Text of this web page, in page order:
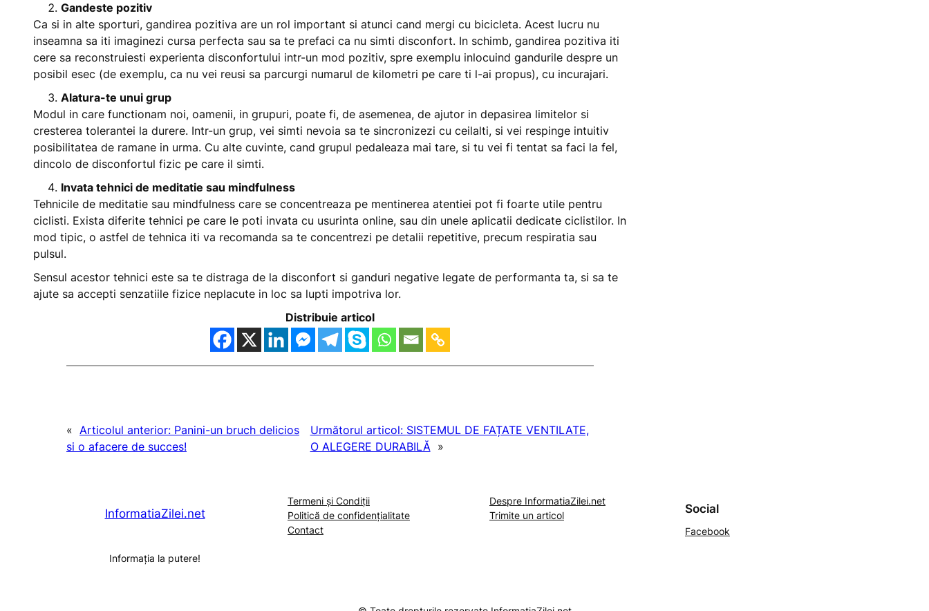
Gandeste pozitiv
Ca si in alte sporturi, gandirea pozitiva are un rol important si atunci cand mergi cu bicicleta. Acest lucru nu
inseamna sa iti imaginezi cursa perfecta sau sa te prefaci ca nu simti disconfort. In schimb, gandirea pozitiva iti
cere sa reconstruiesti experienta disconfortului intr-un mod pozitiv, spre exemplu inlocuind gandurile despre un
posibil esec (de exemplu, ca nu vei reusi sa parcurgi numarul de kilometri pe care ti l-ai propus), cu incurajari.
Alatura-te unui grup
Modul in care functionam noi, oamenii, in grupuri, poate fi, de asemenea, de ajutor in depasirea limitelor si
cresterea tolerantei la durere. Intr-un grup, vei simti nevoia sa te sincronizezi cu ceilalti, si vei respinge intuitiv
posibilitatea de ramane in urma. Cu alte cuvinte, cand grupul pedaleaza mai tare, si tu vei fi tentat sa faci la fel,
dincolo de disconfortul fizic pe care il simti.
Invata tehnici de meditatie sau mindfulness
Tehnicile de meditatie sau mindfulness care se concentreaza pe mentinerea atentiei pot fi foarte utile pentru
ciclisti. Exista diferite tehnici pe care le poti invata cu usurinta online, sau din unele aplicatii dedicate ciclistilor. In
mod tipic, o astfel de tehnica iti va recomanda sa te concentrezi pe detalii repetitive, precum respiratia sau
pulsul.
Sensul acestor tehnici este sa te distraga de la disconfort si ganduri negative legate de performanta ta, si sa te
ajute sa accepti senzatiile fizice neplacute in loc sa lupti impotriva lor.
Distribuie articol
« Articolul anterior: Panini-un bruch delicios
si o afacere de succes!
Următorul articol: SISTEMUL DE FAȚATE VENTILATE,
O ALEGERE DURABILĂ »
InformatiaZilei.net
Informația la putere!
Termeni și Condiții
Politică de confidențialitate
Contact
Despre InformatiaZilei.net
Trimite un articol
Social
Facebook